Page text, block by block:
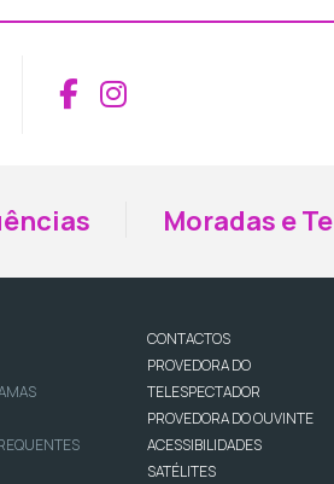
Aceder ao
Aceder ao
Moradas e
CONTACTOS
PROVEDORA DO
TELESPECTADOR
PROVEDORA DO OUVINTE
ACESSIBILIDADES
SATÉLITES